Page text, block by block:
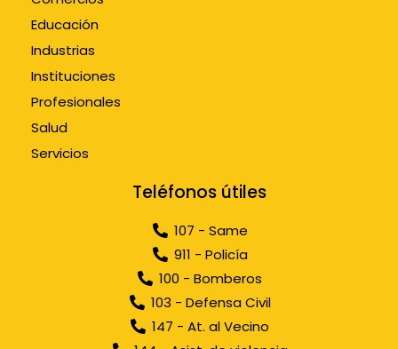
Educación
Industrias
Instituciones
Profesionales
Salud
Servicios
Teléfonos útiles
107 - Same
911 - Policía
100 - Bomberos
103 - Defensa Civil
147 - At. al Vecino